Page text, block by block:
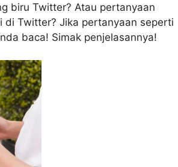
biru Twitter? Atau pertanyaan
Twitter? Jika pertanyaan seperti
baca! Simak penjelasannya!